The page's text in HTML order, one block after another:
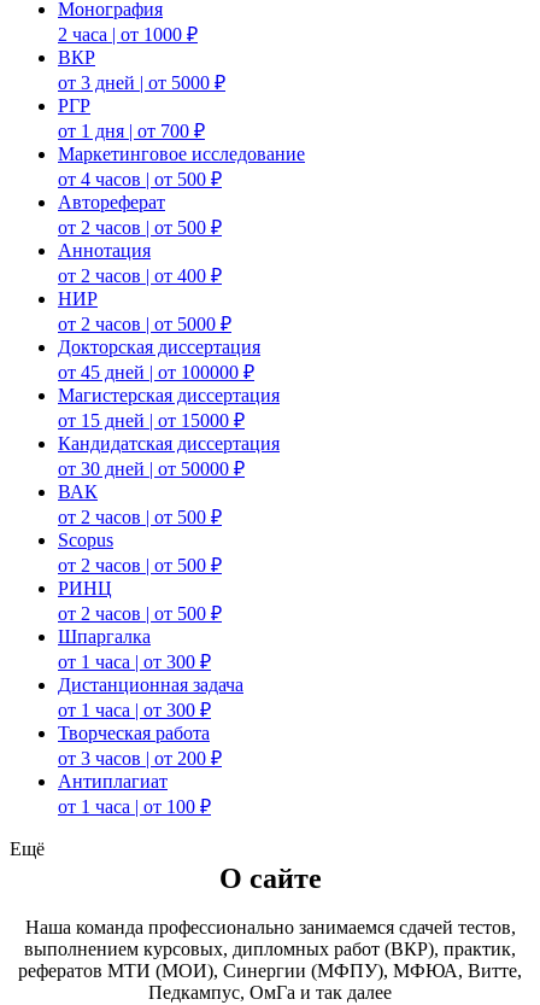
Монография
2 часа | от 1000 ₽
ВКР
от 3 дней | от 5000 ₽
РГР
от 1 дня | от 700 ₽
Маркетинговое исследование
от 4 часов | от 500 ₽
Автореферат
от 2 часов | от 500 ₽
Аннотация
от 2 часов | от 400 ₽
НИР
от 2 часов | от 5000 ₽
Докторская диссертация
от 45 дней | от 100000 ₽
Магистерская диссертация
от 15 дней | от 15000 ₽
Кандидатская диссертация
от 30 дней | от 50000 ₽
ВАК
от 2 часов | от 500 ₽
Scopus
от 2 часов | от 500 ₽
РИНЦ
от 2 часов | от 500 ₽
Шпаргалка
от 1 часа | от 300 ₽
Дистанционная задача
от 1 часа | от 300 ₽
Творческая работа
от 3 часов | от 200 ₽
Антиплагиат
от 1 часа | от 100 ₽
Ещё
О сайте
Наша команда профессионально занимаемся сдачей тестов,
выполнением курсовых, дипломных работ (ВКР), практик,
рефератов МТИ (МОИ), Синергии (МФПУ), МФЮА, Витте,
Педкампус, ОмГа и так далее